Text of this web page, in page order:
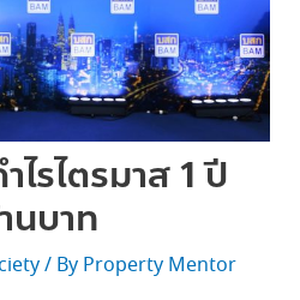
รไตรมาส 1 ปี
นบาท
/ By Property Mentor